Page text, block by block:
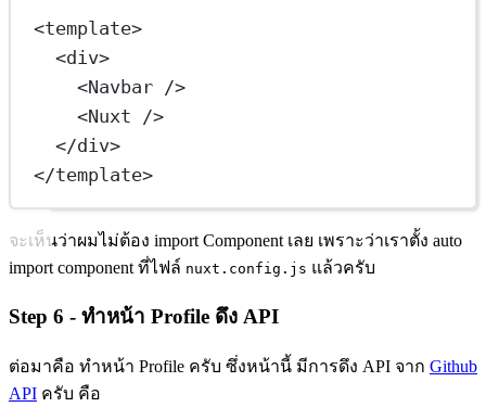
<template>
<div>
<Navbar />
<Nuxt />
</div>
</template>
จะเห็นว่าผมไม่ต้อง import Component เลย เพราะว่าเราตั้ง auto
import component ที่ไฟล์ nuxt.config.js แล้วครับ
Step 6 - ทำหน้า Profile ดึง API
ต่อมาคือ ทำหน้า Profile ครับ ซึ่งหน้านี้ มีการดึง API จาก Github
API ครับ คือ